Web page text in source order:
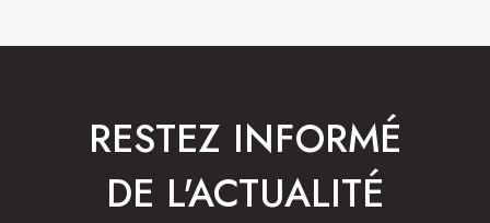
RESTEZ INFORMÉ
DE L'ACTUALITÉ